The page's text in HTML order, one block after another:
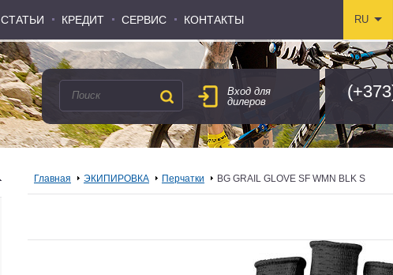
СТАТЬИ КРЕДИТ СЕРВИС КОНТАКТЫ RU
СТАТЬИ КРЕДИТ СЕРВИС КОНТАКТЫ RU
Вход для
дилеров
Главная ЭКИПИРОВКА Перчатки BG GRAIL GLOVE SF WMN BLK S